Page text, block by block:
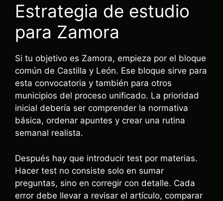
Estrategia de estudio
para Zamora
Si tu objetivo es Zamora, empieza por el bloque
común de Castilla y León. Ese bloque sirve para
esta convocatoria y también para otros
municipios del proceso unificado. La prioridad
inicial debería ser comprender la normativa
básica, ordenar apuntes y crear una rutina
semanal realista.
Después hay que introducir test por materias.
Hacer test no consiste solo en sumar
preguntas, sino en corregir con detalle. Cada
error debe llevar a revisar el artículo, comparar